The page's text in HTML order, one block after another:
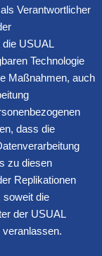
Verantwortlicher
USUAL
Technologie
Maßnahmen, auch
dass die
zu diesen
Replikationen
soweit die
der USUAL